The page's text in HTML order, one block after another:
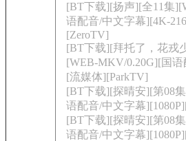
[BT下载][扬声][全11集
语配音/中文字幕][4K-
[ZeroTV]
[BT下载][拜托了，花戎
[WEB-MKV/0.20G][国
[流媒体][ParkTV]
[BT下载][探晴安][第08
语配音/中文字幕
[BT下载][探晴安][第08
语配音/中文字幕